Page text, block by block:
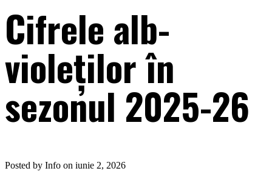
Cifrele alb-
violeților în
sezonul 2025-26
Posted by Info on iunie 2, 2026